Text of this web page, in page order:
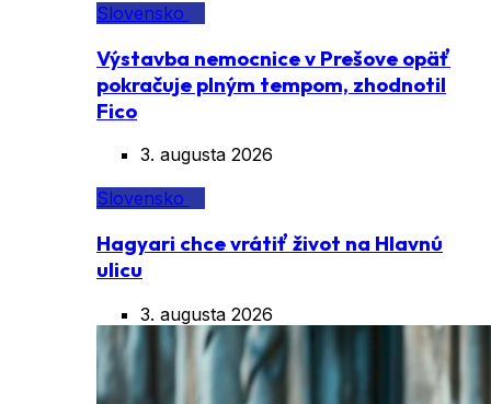
Slovensko
Výstavba nemocnice v Prešove opäť
pokračuje plným tempom, zhodnotil
Fico
3. augusta 2026
Slovensko
Hagyari chce vrátiť život na Hlavnú
ulicu
3. augusta 2026